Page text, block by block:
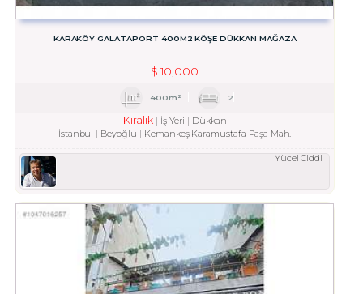
KARAKÖY GALATAPORT 400M2 KÖŞE DÜKKAN MAĞAZA
$ 10,000
400m² 2
Kiralık İş Yeri
Dükkan
İstanbul
Beyoğlu Kemankeş Karamustafa Paşa Mah.
Yücel Ciddi